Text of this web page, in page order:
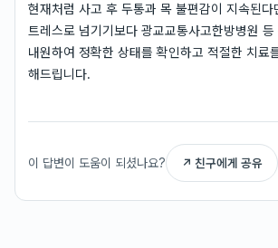
현재처럼 사고 후 두통과 목 불편감이 지속된다
트레스로 넘기기보다 광교교통사고한방병원
내원하여 정확한 상태를 확인하고 적절한 치료
해드립니다.
이 답변이 도움이 되셨나요? ↗ 친구에게 공유